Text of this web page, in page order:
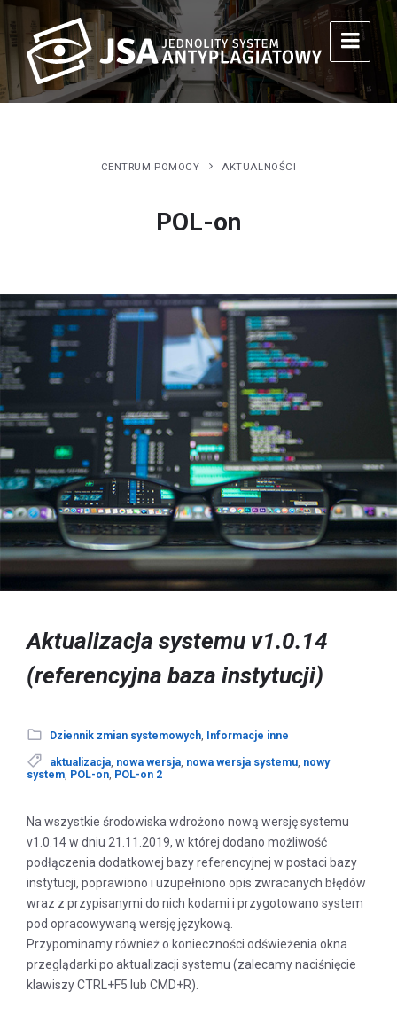
CENTRUM POMOCY AKTUALNOŚCI
POL-on
Aktualizacja systemu v1.0.14
(referencyjna baza instytucji)
Dziennik zmian systemowych, Informacje inne
aktualizacja, nowa wersja, nowa wersja systemu, nowy
system, POL-on, POL-on 2
Na wszystkie środowiska wdrożono nową wersję systemu
v1.0.14 w dniu 21.11.2019, w której dodano możliwość
podłączenia dodatkowej bazy referencyjnej w postaci bazy
instytucji, poprawiono i uzupełniono opis zwracanych błędów
wraz z przypisanymi do nich kodami i przygotowano system
pod opracowywaną wersję językową.
Przypominamy również o konieczności odświeżenia okna
przeglądarki po aktualizacji systemu (zalecamy naciśnięcie
klawiszy CTRL+F5 lub CMD+R).